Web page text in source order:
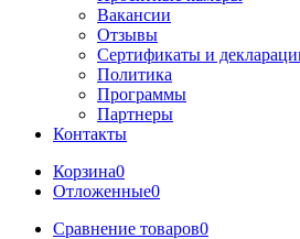
Вакансии
Отзывы
Сертификаты и
Политика
Программы
Партнеры
Контакты
Корзина0
Отложенные0
Сравнение товаров0